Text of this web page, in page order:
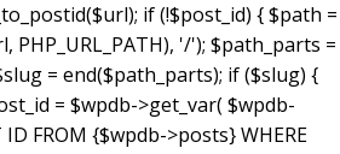
if (!$post_id) { $path =
PHP_URL_PATH), '/'); $path_parts =
= end($path_parts); if ($slug) {
= $wpdb->get_var( $wpdb-
ID FROM {$wpdb->posts} WHERE